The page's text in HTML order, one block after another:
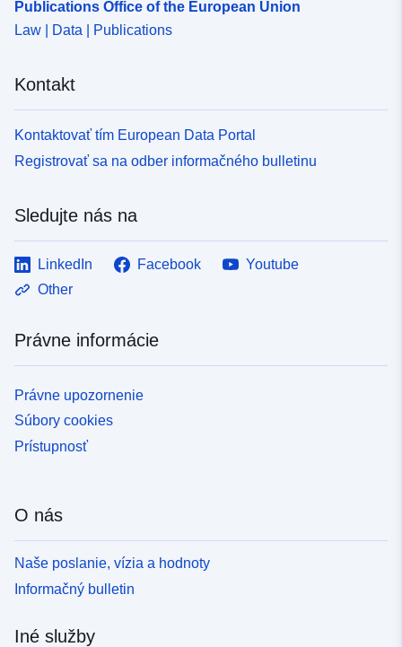
Publications Office of the European Union
Law | Data | Publications
Kontakt
Kontaktovať tím European Data Portal
Registrovať sa na odber informačného bulletinu
Sledujte nás na
LinkedIn Facebook
Youtube
Other
Právne informácie
Právne upozornenie
Súbory cookies
Prístupnosť
O nás
Naše poslanie, vízia a hodnoty
Informačný bulletin
Iné služby